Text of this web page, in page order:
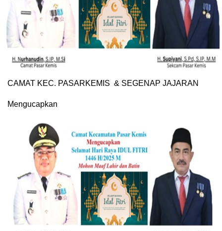
CAMAT KEC. PASARKEMIS & SEGENAP JAJARAN
Mengucapkan